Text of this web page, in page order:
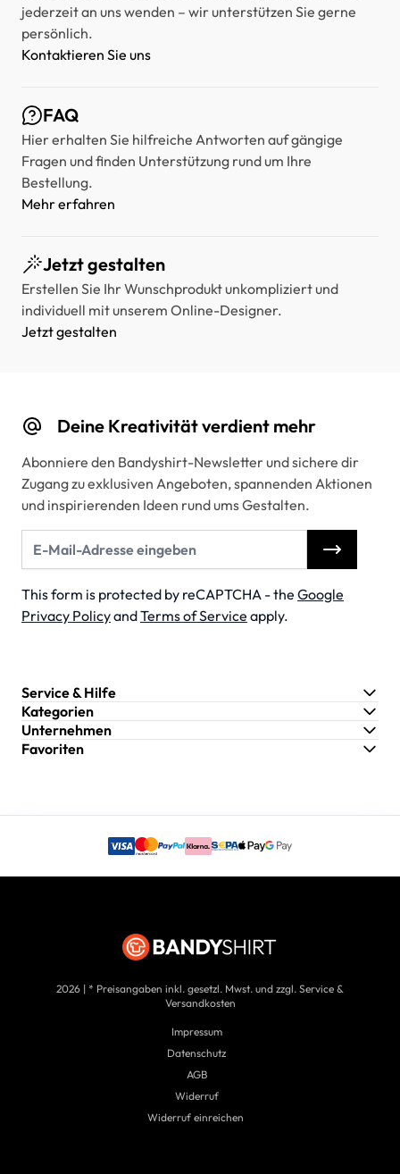
jederzeit an uns wenden – wir unterstützen Sie gerne
persönlich.
Kontaktieren Sie uns
FAQ
Hier erhalten Sie hilfreiche Antworten auf gängige
Fragen und finden Unterstützung rund um Ihre
Bestellung.
Mehr erfahren
Jetzt gestalten
Erstellen Sie Ihr Wunschprodukt unkompliziert und
individuell mit unserem Online-Designer.
Jetzt gestalten
Deine Kreativität verdient mehr
Abonniere den Bandyshirt-Newsletter und sichere dir
Zugang zu exklusiven Angeboten, spannenden Aktionen
und inspirierenden Ideen rund ums Gestalten.
This form is protected by reCAPTCHA - the Google
Privacy PolicyandTerms of Service apply.
Service & Hilfe
Kategorien
Unternehmen
Favoriten
2026 | * Preisangaben inkl. gesetzl. Mwst. und zzgl. Service &
Versandkosten
Impressum
Datenschutz
AGB
Widerruf
Widerruf einreichen